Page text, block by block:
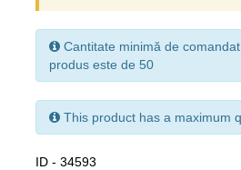
Cantitate minimă de
produs este de 50
This product has a maximum
ID - 34593